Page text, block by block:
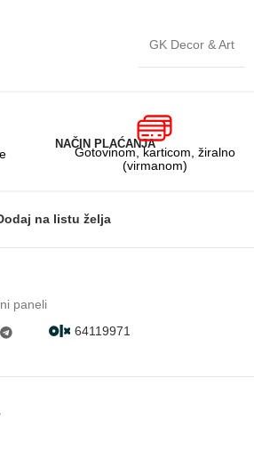
GK Decor & Art
NAČIN PLAĆANJA
Gotovinom, karticom, žiralno
(virmanom)
na listu želja
paneli
64119971